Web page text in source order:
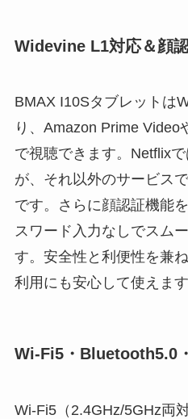
Widevine L1対応＆顔
BMAX I10Sタブレットは
り、Amazon Prime Video
で視聴できます。Netflix
が、それ以外のサービス
です。さらに顔認証機能
スワード入力なしでスム
す。安全性と利便性を兼
利用にも安心して使えます
Wi-Fi5・Bluetooth5.0
Wi-Fi5（2.4GHz/5GHz両